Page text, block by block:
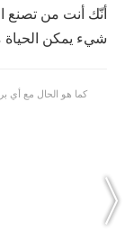
أنّك أنت من تصنع
شيء يمكن الحياة
كما هو الحال مع أي